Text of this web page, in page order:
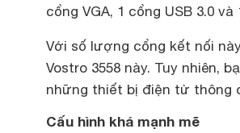
cổng VGA, 1 cổng USB 3.0
Với số lượng cổng kết nối
Vostro 3558 này. Tuy nhiên,
những thiết bị điện tử thông
Cấu hình khá mạnh mẽ